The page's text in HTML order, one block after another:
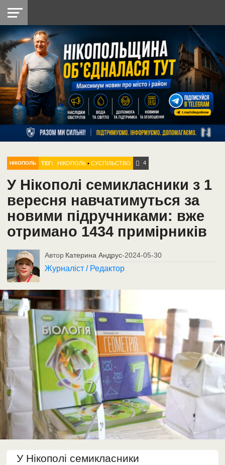
НІКОПОЛЬ
РАЙОН
СІЧЕСЛАВСЬКА
УКРАЇНА
РЕТРО
НІКОПОЛЬ
ЛАЙТ
УКРАЇНА
ДОПОМОГА
РАДІО
НІКОПОЛЬ ТЕГ: НІКОПОЛЬ •СУСПІЛЬСТВО 4
У Нікополі семикласники з 1
вересня навчатимуться за
новими підручниками: вже
отримано 1434 примірників
Автор Катерина Андрус-2024-05-30
Журналіст / Редактор
У Нікополі семикласники